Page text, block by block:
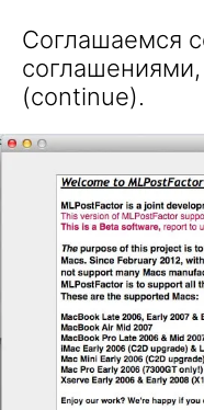
Соглашаемся
(continue).